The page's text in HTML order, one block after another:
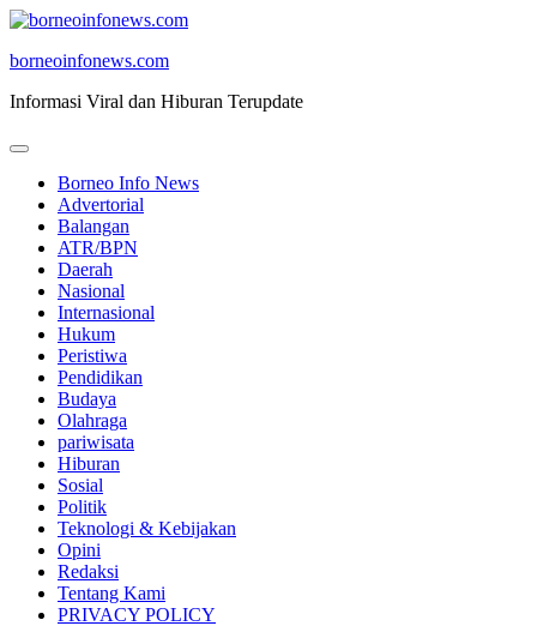
Skip
content
borneoinfonews.com
Informasi Viral dan Hiburan Terupdate
Borneo Info News
Advertorial
Balangan
ATR/BPN
Daerah
Nasional
Internasional
Hukum
Peristiwa
Pendidikan
Budaya
Olahraga
pariwisata
Hiburan
Sosial
Politik
Teknologi & Kebijakan
Opini
Redaksi
Tentang Kami
PRIVACY POLICY